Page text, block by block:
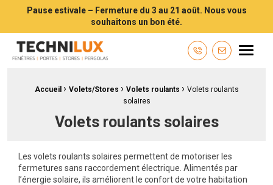
Pause estivale – Fermeture du 3 au 21 août. Nous vous
souhaitons un bon été.
Technilux TECHNILUX votre installateur de fenêtres, volets, portes
Contactez-
Menu
Fil d'Ariane :
Accueil › Volets/Stores › Volets roulants › Volets roulants
solaires
Volets roulants solaires
Les volets roulants solaires permettent de motoriser les
fermetures sans raccordement électrique. Alimentés par
l’énergie solaire, ils améliorent le confort de votre habitation